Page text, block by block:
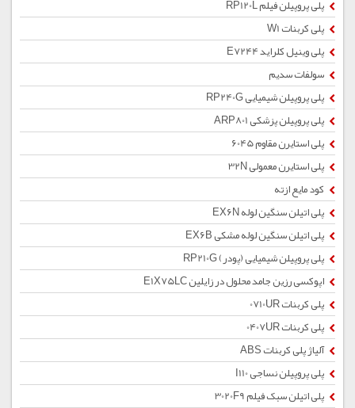
پلی پروپیلن فیلم RP120L
پلی کربنات W1
پلی وینیل کلراید E7244
سولفات سدیم
پلی پروپیلن شیمیایی RP240G
پلی پروپیلن پزشکی ARP801
پلی استایرن مقاوم 6045
پلی استایرن معمولی 32N
کود مایع ازته
پلی اتیلن سنگین لوله EX6N
پلی اتیلن سنگین لوله مشکی EX6B
پلی پروپیلن شیمیایی (پودر) RP210G
اپوکسی رزین جامد محلول در زایلین E1X75LC
پلی کربنات 0710UR
پلی کربنات 0407UR
آلیاژ پلی کربنات ABS
پلی پروپیلن نساجی I110
پلی اتیلن سبک فیلم 3020F9